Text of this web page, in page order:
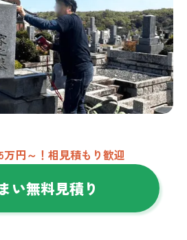
万円～！相見積もり歓迎
い無料見積り